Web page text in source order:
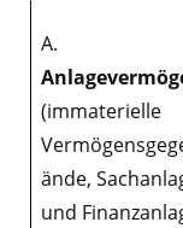
A.
(immaterielle
ände,
und